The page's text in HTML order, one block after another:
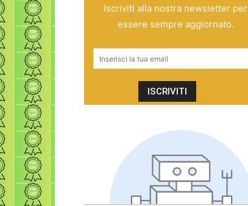
Iscriviti alla nostra newsletter per
essere sempre aggiornato.